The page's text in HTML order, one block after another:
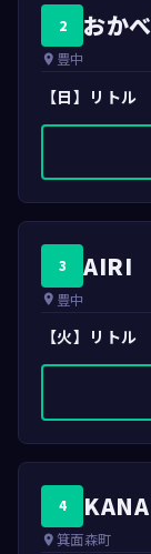
2 おか
place 豊中
【日】リトル
3 AIRI
place 豊中
【火】リトル
4 KANA
place 箕面森町